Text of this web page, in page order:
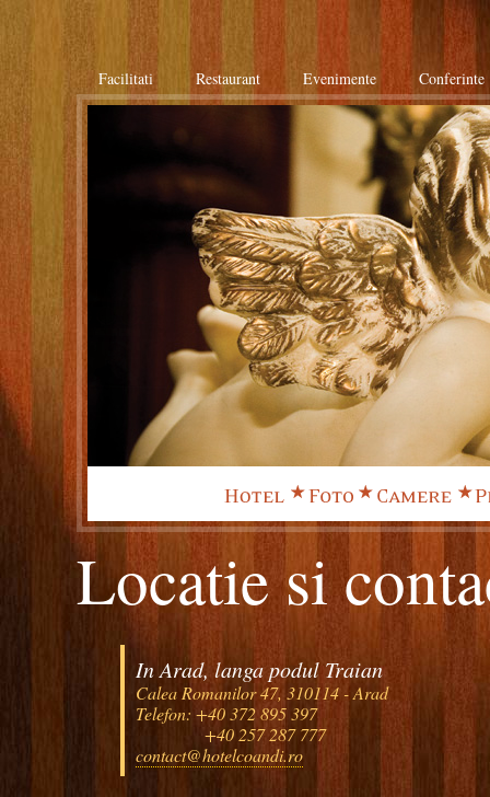
Locatie si
In Arad, langa podul Traian
Calea Romanilor 47, 310114 - Arad
Telefon: +40 372 895 397
+40 257 287 777
contact@hotelcoandi.ro
Facilitati Restaurant Evenimente Conferinte